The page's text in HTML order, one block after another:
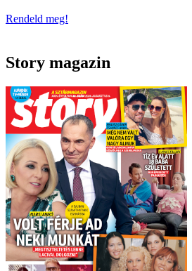
Rendeld meg!
Story magazin